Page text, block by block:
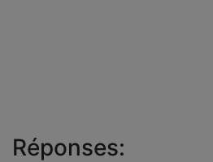
Réponses: